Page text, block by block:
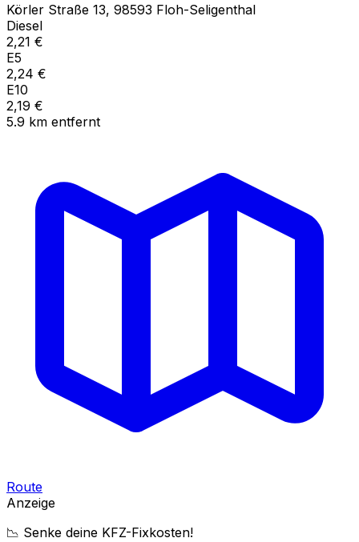
Körler Straße 13, 98593 Floh-Seligenthal
Diesel
2,21 €
E5
2,24 €
E10
2,19 €
5.9 km entfernt
Route
Anzeige
📉 Senke deine KFZ-Fixkosten!